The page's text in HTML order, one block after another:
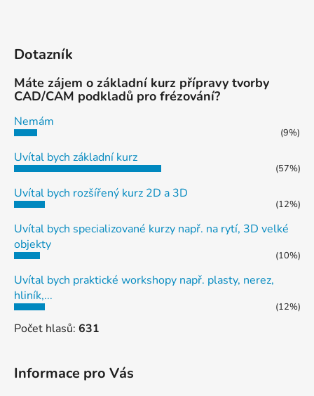
Dotazník
Máte zájem o základní kurz přípravy tvorby
CAD/CAM podkladů pro frézování?
Nemám
(9%)
Uvítal bych základní kurz
(57%)
Uvítal bych rozšířený kurz 2D a 3D
(12%)
Uvítal bych specializované kurzy např. na rytí, 3D velké
objekty
(10%)
Uvítal bych praktické workshopy např. plasty, nerez,
hliník,...
(12%)
Počet hlasů: 631
Informace pro Vás